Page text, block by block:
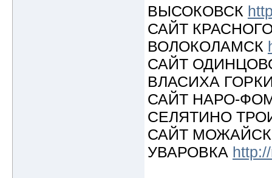
ВЫСОКОВСК
САЙТ
ВОЛОКОЛАМСК
САЙТ
ВЛАСИХА
САЙТ НАРО-
СЕЛЯТИНО
САЙТ
УВАРОВКА